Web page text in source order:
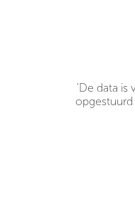
'De data is